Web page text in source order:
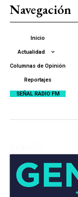
Navegación
Inicio
Actualidad
Columnas de Opinión
Reportajes
SEÑAL RADIO FM